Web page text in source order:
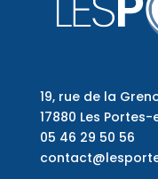
19, rue de la
17880 Les Portes-
05 46 29 50 56